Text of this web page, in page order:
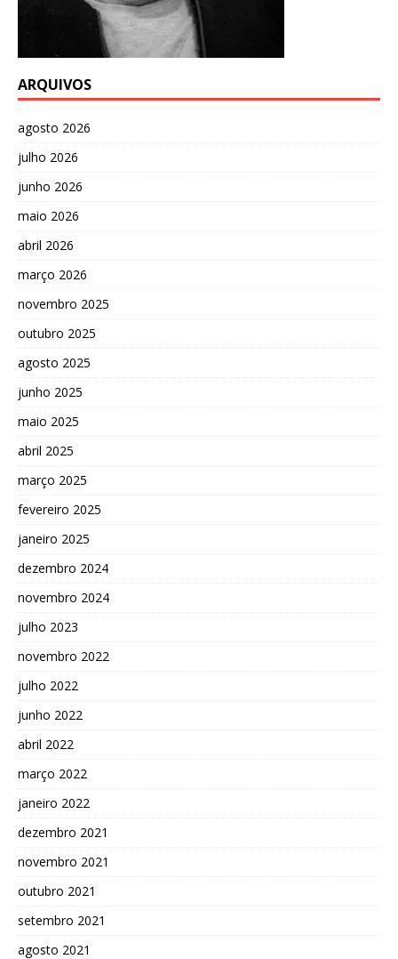
ARQUIVOS
agosto 2026
julho 2026
junho 2026
maio 2026
abril 2026
março 2026
novembro 2025
outubro 2025
agosto 2025
junho 2025
maio 2025
abril 2025
março 2025
fevereiro 2025
janeiro 2025
dezembro 2024
novembro 2024
julho 2023
novembro 2022
julho 2022
junho 2022
abril 2022
março 2022
janeiro 2022
dezembro 2021
novembro 2021
outubro 2021
setembro 2021
agosto 2021